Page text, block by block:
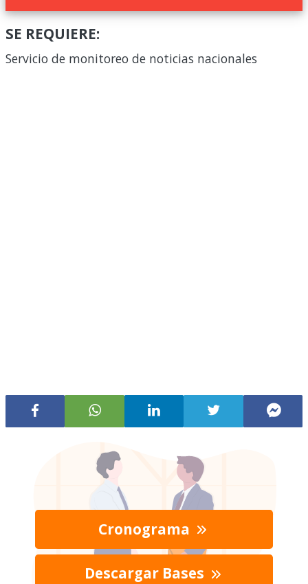
SE REQUIERE:
Servicio de monitoreo de noticias nacionales
Cronograma
Descargar Bases